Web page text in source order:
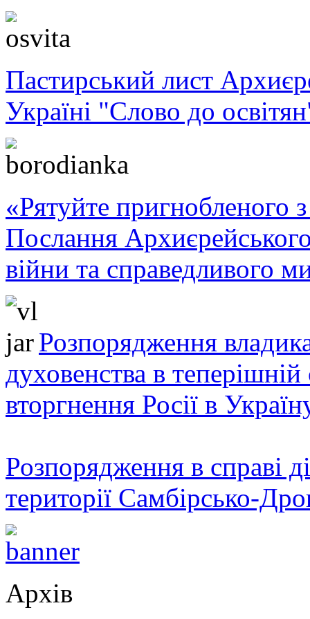
Пастирський лист
Україні "Слово до
«Рятуйте пригнобленого
Послання
війни та справедливого
Розпорядження
духовенства в теперішній
вторгнення Росії в
Розпорядження в справі
території Самбірсько-
Архів